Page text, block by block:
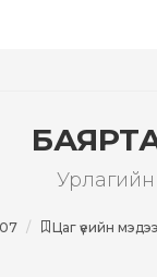
Цаг үеийн мэдээ